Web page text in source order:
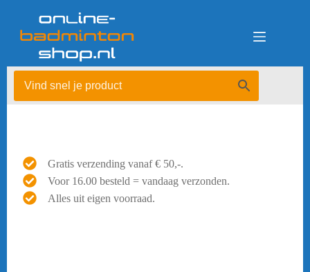
Gratis verzending vanaf € 50,-.
Voor 16.00 besteld = vandaag verzonden.
Alles uit eigen voorraad.